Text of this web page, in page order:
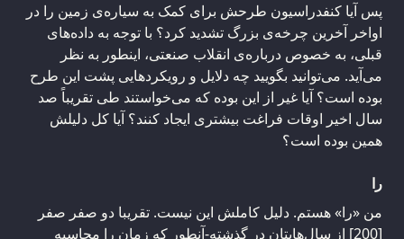
پس آیا کنفدراسیون طرحش برای کمک به سیاره‌ی زمین را در
اواخر آخرین چرخه‌ی بزرگ تشدید کرد؟ با توجه به داده‌های
قبلی، به خصوص درباره‌ی انقلاب صنعتی، اینطور به نظر
می‌آید. می‌توانید بگویید چه دلایل و رویکردهایی پشت این طرح
بوده است؟ آیا غیر از این بوده که می‌خواستند طی تقریباً صد
سال اخیر اوقات فراغت بیشتری ایجاد کنند؟ آیا کل دلیلش
همین بوده است؟
را
من «را» هستم. دلیل کاملش این نیست. تقریبا دو صفر صفر
[200] از سال‌هایتان در گذشته-آنطور که زمان را محاسبه